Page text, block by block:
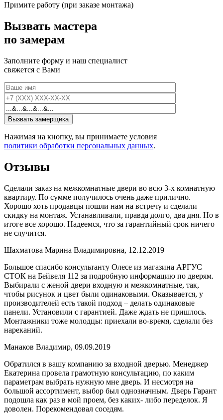
Примите работу (при заказе монтажа)
Вызвать мастера
по замерам
Заполните форму и наш специалист
свяжется с Вами
Нажимая на кнопку, вы принимаете условия
политики обработки персональных данных.
Отзывы
Сделали заказ на межкомнатные двери во всю 3-х комнатную
квартиру. По сумме получилось очень даже прилично.
Хорошо хоть продавцы пошли нам на встречу и сделали
скидку на монтаж. Устанавливали, правда долго, два дня. Но в
итоге все хорошо. Надеемся, что за гарантийный срок ничего
не случится.
Шахматова Марина Владимировна, 12.12.2019
Большое спасибо консультанту Олесе из магазина АРГУС
СТОК на Бейвеля 112 за подробную информацию по дверям.
Выбирали с женой двери входную и межкомнатные, так,
чтобы рисунок и цвет были одинаковыми. Оказывается, у
производителей есть такой подход – делать одинаковые
панели. Установили с гарантией. Даже ждать не пришлось.
Монтажники тоже молодцы: приехали во-время, сделали без
нареканий.
Манаков Владимир, 09.09.2019
Обратился в вашу компанию за входной дверью. Менеджер
Екатерина провела грамотную консультацию, по каким
параметрам выбрать нужную мне дверь. И несмотря на
большой ассортимент, выбор был однозначным. Дверь Гарант
подошла как раз в мой проем, без каких- либо переделок. Я
доволен. Порекомендовал соседям.